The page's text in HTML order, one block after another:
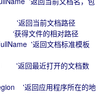
'返回当前文档路径
‘获得文件的相对路径
'返回文档标准模板
'返回最近打开的文档数
'返回应用程序所在的地